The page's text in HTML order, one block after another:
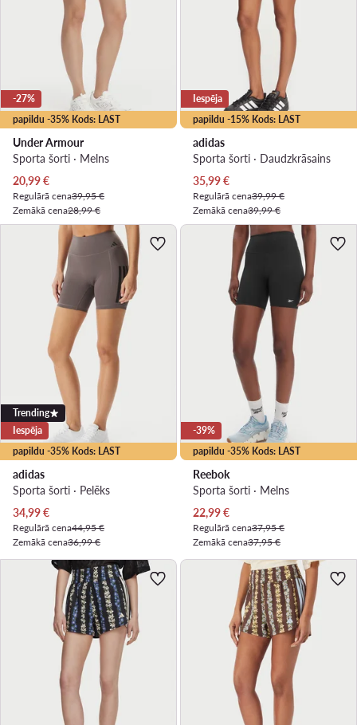
papildu -35% Kods: LAST
-27%
Under Armour
Sporta šorti · Melns
Pašreizējā cena
20,99€
Regulārā cena39,95 €
Zemākā cena28,99 €
papildu -15% Kods: LAST
Iespēja
adidas
Sporta šorti · Daudzkrāsains
Pašreizējā cena
35,99€
Regulārā cena39,99 €
Zemākā cena39,99 €
papildu -35% Kods: LAST
Trending
Iespēja
adidas
Sporta šorti · Pelēks
Pašreizējā cena
34,99€
Regulārā cena44,95 €
Zemākā cena36,99 €
papildu -35% Kods: LAST
-39%
Reebok
Sporta šorti · Melns
Pašreizējā cena
22,99€
Regulārā cena37,95 €
Zemākā cena37,95 €